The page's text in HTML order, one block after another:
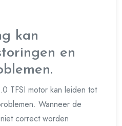
kan
en
TFSI motor kan leiden tot
Wanneer de
correct worden